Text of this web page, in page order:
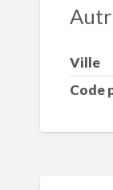
Ville
Code